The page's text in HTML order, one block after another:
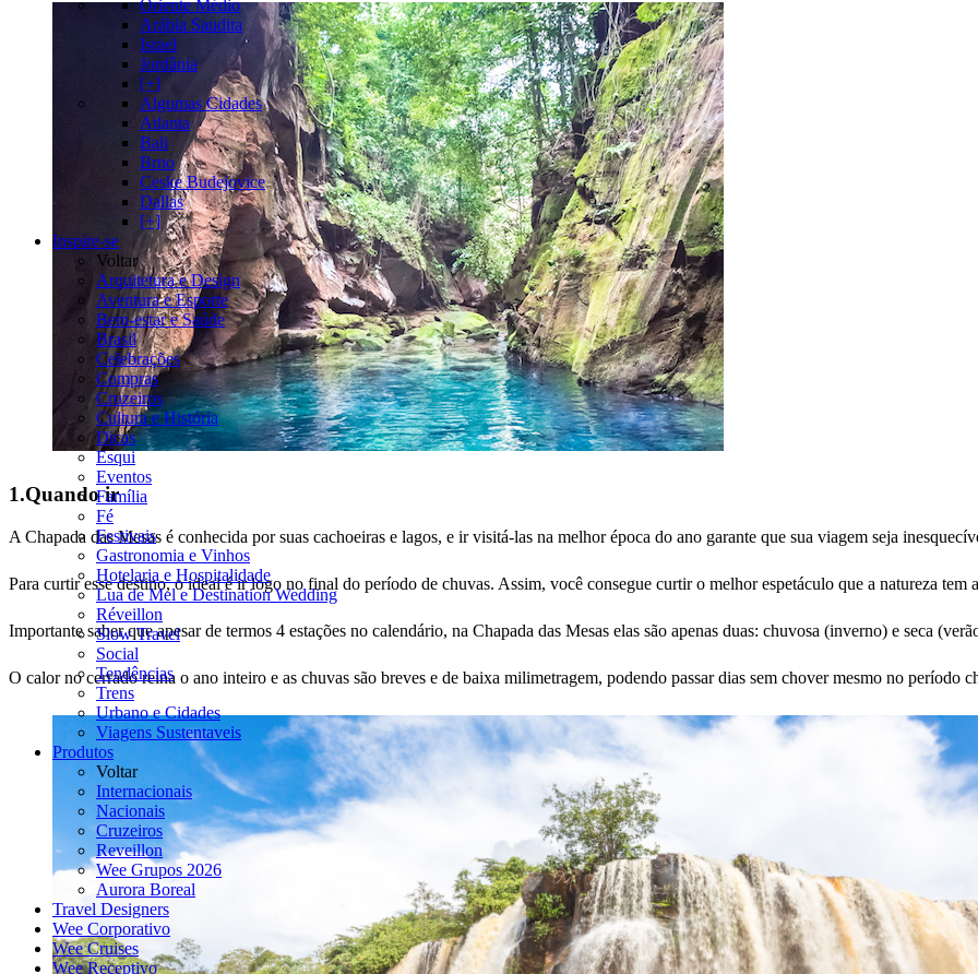
Oriente Médio
Arábia Saudita
Israel
Jordânia
[+]
Algumas Cidades
Atlanta
Bali
Brno
Ceske Budejovice
Dallas
[+]
Inspire-se
Voltar
Arquitetura e Design
Aventura e Esporte
Bem-estar e Saúde
Brasil
Celebrações
Compras
Cruzeiros
Cultura e História
Dicas
Esqui
Eventos
Família
Fé
Festivais
Gastronomia e Vinhos
Hotelaria e Hospitalidade
Lua de Mel e Destination Wedding
Réveillon
Slow Travel
Social
Tendências
Trens
Urbano e Cidades
Viagens Sustentaveis
Produtos
Voltar
Internacionais
Nacionais
Cruzeiros
Reveillon
Wee Grupos 2026
Aurora Boreal
Travel Designers
Wee Corporativo
Wee Cruises
Wee Receptivo
1.Quando ir
A Chapada das Mesas é conhecida por suas cachoeiras e lagos, e ir visitá-las na melhor época do ano garante que sua viagem seja
Para curtir esse destino, o ideal é ir logo no final do período de chuvas. Assim, você consegue curtir o melhor espetáculo que a natureza tem
Importante saber que apesar de termos 4 estações no calendário, na Chapada das Mesas elas são apenas duas: chuvosa (inverno) e seca
O calor no cerrado reina o ano inteiro e as chuvas são breves e de baixa milimetragem, podendo passar dias sem chover mesmo no período